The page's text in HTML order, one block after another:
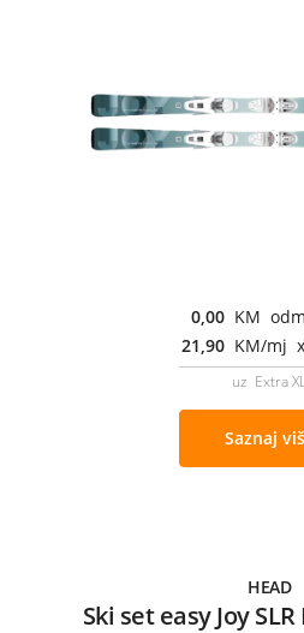
0,00 KM
21,90 KM/mj
uz Extra
Saznaj
HEAD
Ski set easy Joy SLR